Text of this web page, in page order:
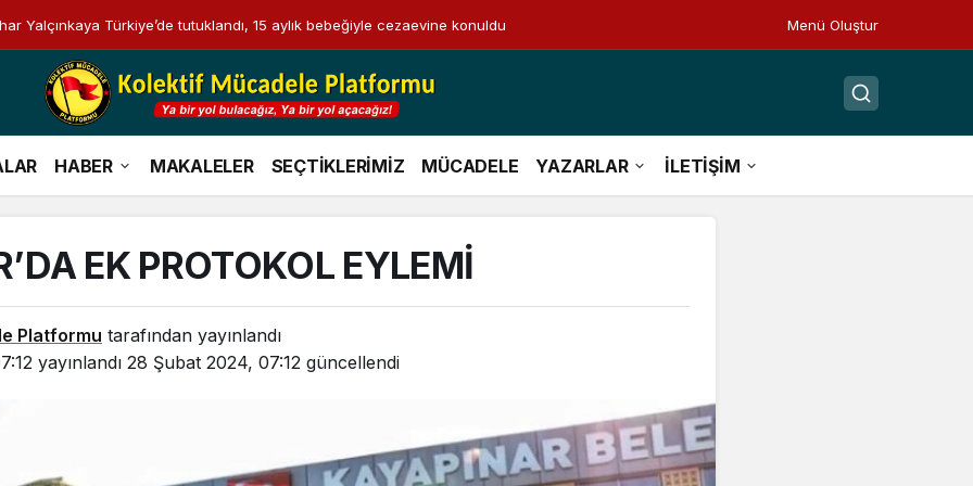
Yalçınkaya Türkiye’de tutuklandı, 15 aylık bebeğiyle cezaevine konuldu Menü Oluştur
HABER MAKALELER SEÇTİKLERİMİZ MÜCADELE YAZARLAR İLETİŞİM
EK PROTOKOL EYLEMİ
Platformu tarafından yayınlandı
yayınlandı 28 Şubat 2024, 07:12 güncellendi